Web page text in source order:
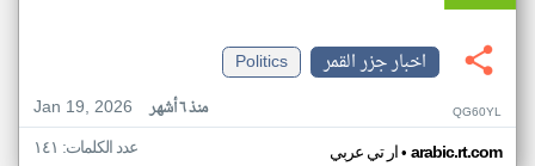
اخبار جزر القمر
Politics
Jan 19, 2026
منذ ٦ أشهر QG60YL
ار تي عربي• arabic.rt.com عدد الكلمات: ١٤١